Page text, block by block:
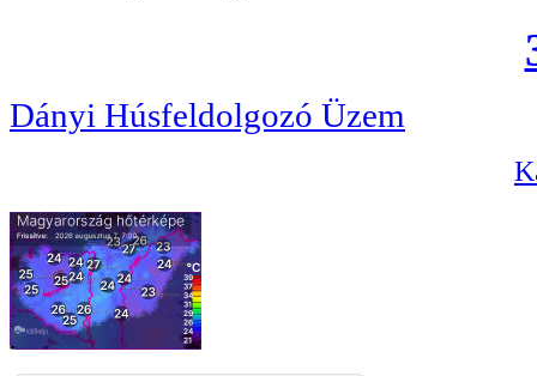
Dányi Húsfeldolgozó Üzem